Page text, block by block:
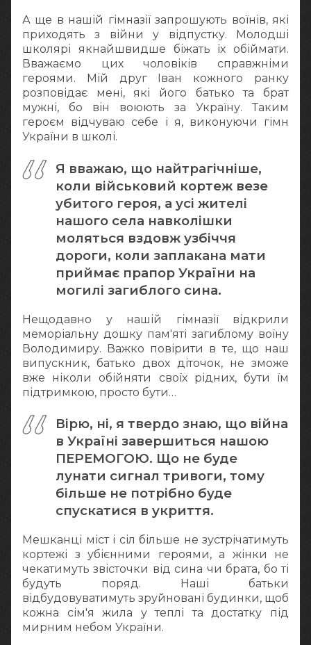
А ще в нашій гімназії запрошують воїнів, які
приходять з війни у відпустку. Молодші
школярі якнайшвидше біжать їх обіймати.
Вважаємо цих чоловіків справжніми
героями. Мій друг Іван кожного ранку
розповідає мені, які його батько та брат
мужні, бо він воюють за Україну. Таким
героєм відчуваю себе і я, виконуючи гімн
України в школі.
Я вважаю, що найтрагічніше,
коли військовий кортеж везе
убитого героя, а усі жителі
нашого села навколішки
моляться вздовж узбіччя
дороги, коли заплакана мати
приймає прапор України на
могилі загиблого сина.
Нещодавно у нашій гімназії відкрили
меморіальну дошку пам'яті загиблому воїну
Володимиру. Важко повірити в те, що наш
випускник, батько двох діточок, не зможе
вже ніколи обійняти своїх рідних, бути їм
підтримкою, просто бути…
Вірю, ні, я твердо знаю, що війна
в Україні завершиться нашою
ПЕРЕМОГОЮ. Що не буде
лунати сигнал тривоги, тому
більше не потрібно буде
спускатися в укриття.
Мешканці міст і сіл більше не зустрічатимуть
кортежі з убієнними героями, а жінки не
чекатимуть звісточки від сина чи брата, бо ті
будуть поряд. Наші батьки
відбудовуватимуть зруйновані будинки, щоб
кожна сім'я жила у теплі та достатку під
мирним небом України.